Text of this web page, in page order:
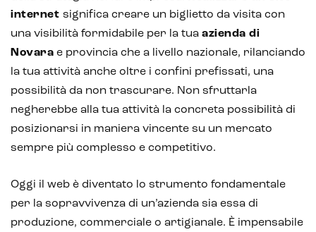
Realtà Virtuale
Metaverso
internet significa creare un biglietto da visita con
una visibilità formidabile per la tua azienda di
Novara e provincia che a livello nazionale, rilanciando
la tua attività anche oltre i confini prefissati, una
possibilità da non trascurare. Non sfruttarla
negherebbe alla tua attività la concreta possibilità di
posizionarsi in maniera vincente su un mercato
sempre più complesso e competitivo.
Oggi il web è diventato lo strumento fondamentale
per la sopravvivenza di un’azienda sia essa di
produzione, commerciale o artigianale. È impensabile